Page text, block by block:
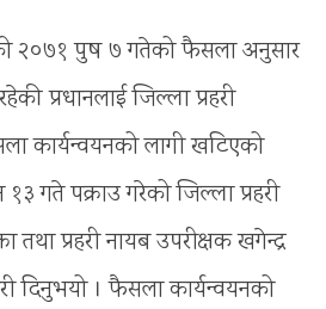
२०७१ पुष ७ गतेको फैसला अनुसार
प्रधानलाई जिल्ला प्रहरी
कार्यन्वयनको लागी खटिएको
१३ गते पक्राउ गरेको जिल्ला प्रहरी
तथा प्रहरी नायब उपरीक्षक खगेन्द्र
दिनुभयो । फैसला कार्यन्वयनको